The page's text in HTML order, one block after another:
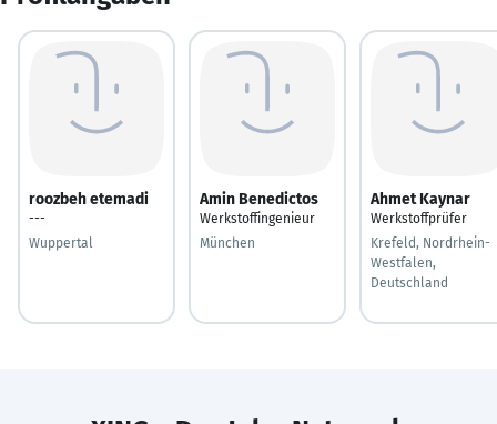
roozbeh etemadi
---
Wuppertal
Amin Benedictos
Werkstoffingenieur
München
Ahmet Kaynar
Werkstoffprüfer
Krefeld, Nordrhein-
Westfalen,
Deutschland